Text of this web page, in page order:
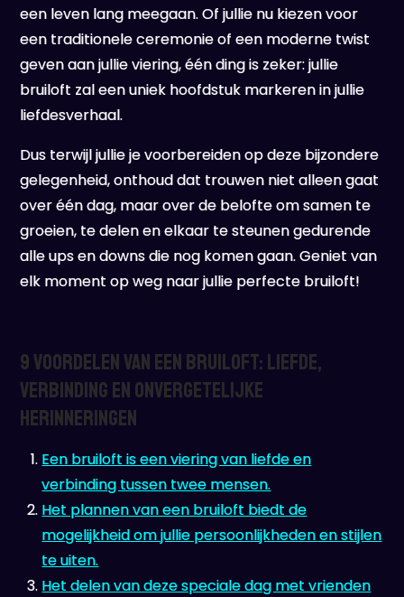
een leven lang meegaan. Of jullie nu kiezen voor
een traditionele ceremonie of een moderne twist
geven aan jullie viering, één ding is zeker: jullie
bruiloft zal een uniek hoofdstuk markeren in jullie
liefdesverhaal.
Dus terwijl jullie je voorbereiden op deze bijzondere
gelegenheid, onthoud dat trouwen niet alleen gaat
over één dag, maar over de belofte om samen te
groeien, te delen en elkaar te steunen gedurende
alle ups en downs die nog komen gaan. Geniet van
elk moment op weg naar jullie perfecte bruiloft!
9 Voordelen van een Bruiloft: Liefde,
Verbinding en Onvergetelijke
Herinneringen
Een bruiloft is een viering van liefde en
verbinding tussen twee mensen.
Het plannen van een bruiloft biedt de
mogelijkheid om jullie persoonlijkheden en stijlen
te uiten.
Het delen van deze speciale dag met vrienden